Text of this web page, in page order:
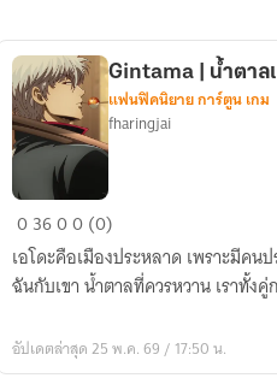
Gintama
น้ำตาล
เปรี้ยว
Gintama | น้ำตาล
แฟนฟิคนิยาย การ์ตูน เกม
fharingjai
03600 (0)
เอโดะคือเมืองประหลาด เพราะมีค
ฉันกับเขา น้ำตาลที่ควรหวาน เราทั้ง
อัปเดตล่าสุด 25 พ.ค. 69 / 17:50 น.